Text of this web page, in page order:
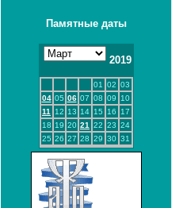
Памятные даты
2019
01 02 03
04 05 06 07 08 09
10
11
12 13 14 15 16
17
18 19 20 21 22 23 24
25 26 27 28 29 30 31